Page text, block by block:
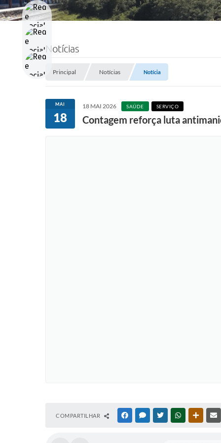
Notícias
Principal Notícias Notícia
MAI
18
18 MAI 2026 SAÚDE SERVIÇO
Contagem reforça luta
COMPARTILHAR FACEBOOKMESSENGER
TWITTERWHATSAPP